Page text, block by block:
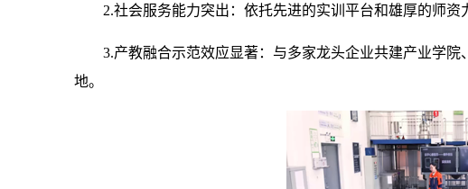
2.社会服务能力突出：依托先进的实训平台和雄厚的师
3.产教融合示范效应显著：与多家龙头企业共建产业学
地。